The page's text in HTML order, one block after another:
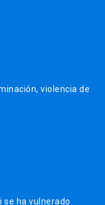
violencia de
se ha vulnerado